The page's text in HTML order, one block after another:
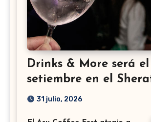
Drinks & More será
setiembre en el
31 julio, 2026